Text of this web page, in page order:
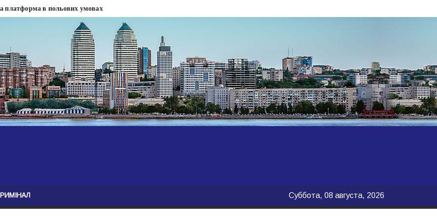
платформа в польових умовах
міськради Дніпра — ЗМІ
нелегального бізнесу, збагатився під час війни — ЗМІ
записали звернення про ситуацію на фронті
Безугла закликає валити Сирського
моду
керівництва армії
Суббота, 08 августа, 2026